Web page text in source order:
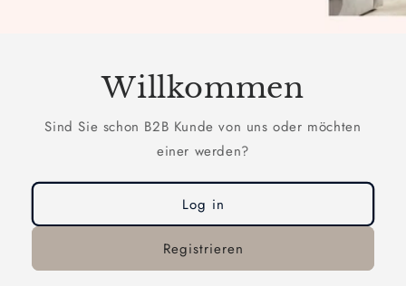
Willkommen
Sind Sie schon B2B Kunde von uns oder möchten
einer werden?
Log in
Registrieren